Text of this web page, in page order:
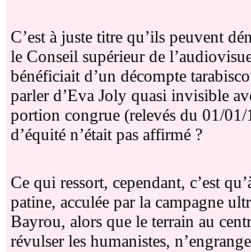
C’est à juste titre qu’ils peuvent
le Conseil supérieur de
bénéficiait d’un décompte
parler d’Eva Joly quasi invisible
portion congrue (relevés du 01/
d’équité n’était pas affirmé ?
Ce qui ressort, cependant, c’est
patine, acculée par la campagne
Bayrou, alors que le terrain au
révulser les humanistes,